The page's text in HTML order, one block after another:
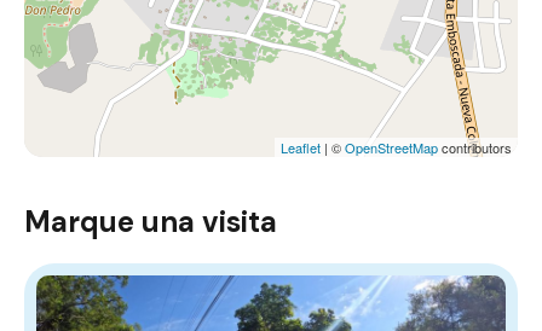
Leaflet | ©OpenStreetMapcontributors
Marque una visita